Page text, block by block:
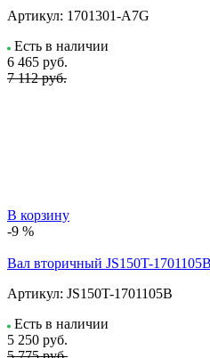
Артикул: 1701301-A7G
Есть в наличии
6 465 руб.
7 112 руб.
В корзину
-9 %
Вал вторичный JS150T-1701105B
Артикул: JS150T-1701105B
Есть в наличии
5 250 руб.